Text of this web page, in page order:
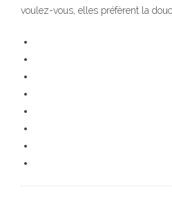
voulez-vous, elles préfèrent la